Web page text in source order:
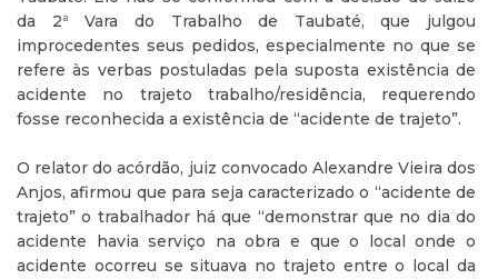
da 2ª Vara do Trabalho de Taubaté, que julgou
improcedentes seus pedidos, especialmente no que se
refere às verbas postuladas pela suposta existência de
acidente no trajeto trabalho/residência, requerendo
fosse reconhecida a existência de “acidente de trajeto”.
O relator do acórdão, juiz convocado Alexandre Vieira dos
Anjos, afirmou que para seja caracterizado o “acidente de
trajeto” o trabalhador há que “demonstrar que no dia do
acidente havia serviço na obra e que o local onde o
acidente ocorreu se situava no trajeto entre o local da